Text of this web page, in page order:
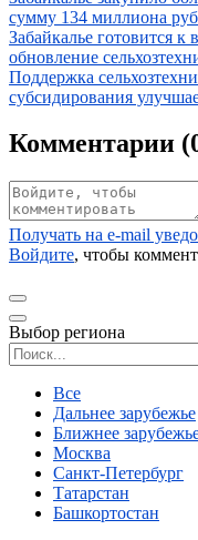
сумму 134 миллиона
Иллюстрация новости
Забайкалье готовится
обновление
Иллюстрация новости
Поддержка
субсидирования
Комментарии (
Получать на e‑mail
Войдите, чтобы
Выбор региона
Все
Дальнее зарубежье
Ближнее
Москва
Санкт-Петербург
Татарстан
Башкортостан